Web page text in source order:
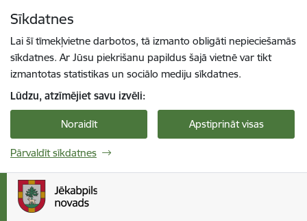
Sīkdatnes
Lai šī tīmekļvietne darbotos, tā izmanto obligāti nepieciešamās
sīkdatnes. Ar Jūsu piekrišanu papildus šajā vietnē var tikt
izmantotas statistikas un sociālo mediju sīkdatnes.
Lūdzu, atzīmējiet savu izvēli:
Noraidīt Apstiprināt visas
Pārvaldīt sīkdatnes